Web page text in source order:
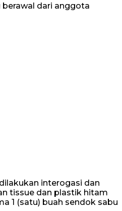
berawal dari anggota
interogasi dan
tissue dan plastik hitam
1 (satu) buah sendok sabu